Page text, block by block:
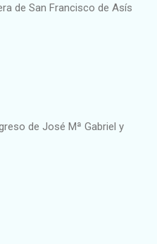
de San Francisco de Asís
de José Mª Gabriel y